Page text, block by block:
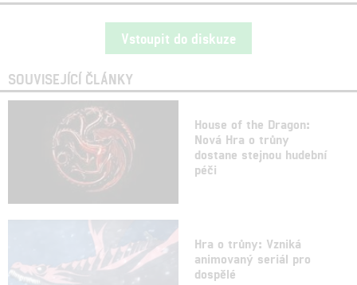
Vstoupit do diskuze
SOUVISEJÍCÍ ČLÁNKY
House of the Dragon:
Nová Hra o trůny
dostane stejnou hudební
péči
Hra o trůny: Vzniká
animovaný seriál pro
dospělé